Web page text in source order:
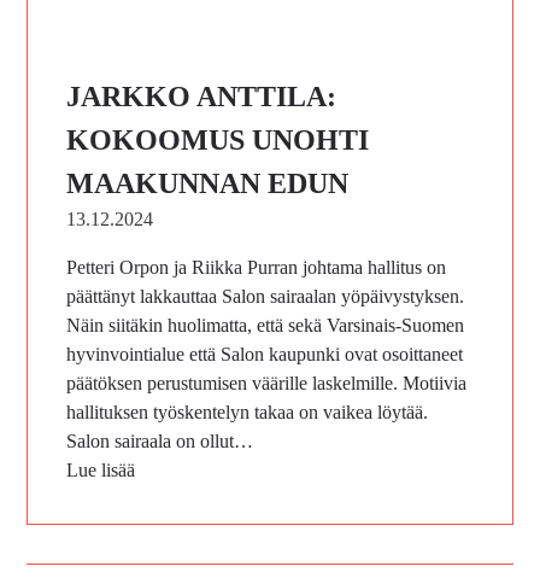
JARKKO ANTTILA:
KOKOOMUS UNOHTI
MAAKUNNAN EDUN
13.12.2024
Petteri Orpon ja Riikka Purran johtama hallitus on
päättänyt lakkauttaa Salon sairaalan yöpäivystyksen.
Näin siitäkin huolimatta, että sekä Varsinais-Suomen
hyvinvointialue että Salon kaupunki ovat osoittaneet
päätöksen perustumisen väärille laskelmille. Motiivia
hallituksen työskentelyn takaa on vaikea löytää.
Salon sairaala on ollut…
Lue lisää